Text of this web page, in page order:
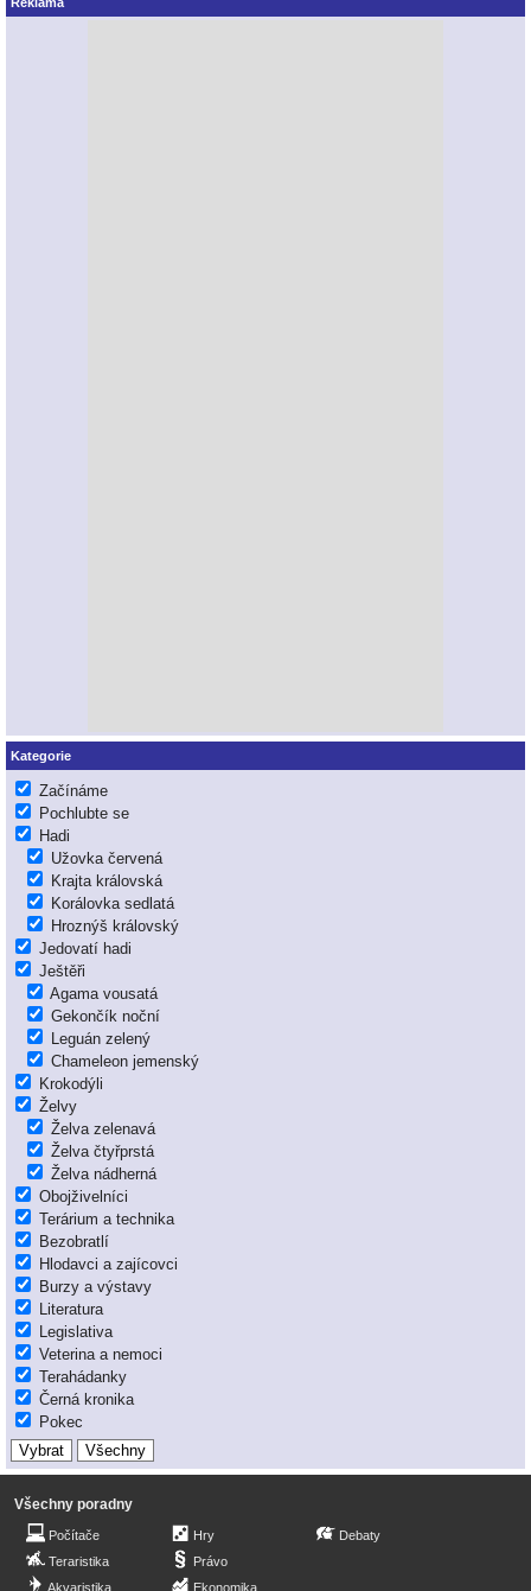
Kategorie
Začínáme
Pochlubte se
Hadi
Užovka červená
Krajta královská
Korálovka sedlatá
Hroznýš královský
Jedovatí hadi
Ještěři
Agama vousatá
Gekončík noční
Leguán zelený
Chameleon jemenský
Krokodýli
Želvy
Želva zelenavá
Želva čtyřprstá
Želva nádherná
Obojživelníci
Terárium a technika
Bezobratlí
Hlodavci a zajícovci
Burzy a výstavy
Literatura
Legislativa
Veterina a nemoci
Terahádanky
Černá kronika
Pokec
Všechny poradny
Počítače
Teraristika
Akvaristika
Hry
Právo
Ekonomika
Debaty